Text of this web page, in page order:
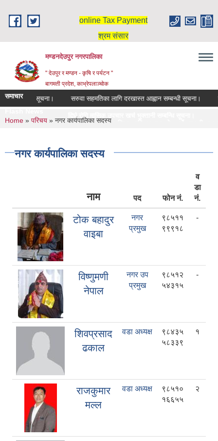
online Tax Payment
श्रम संसार
मण्डनदेउपुर नगरपालिका
" देउपुर र मण्डन - कृषि र पर्यटन "
बागमती प्रदेश, काभ्रेपलाञ्चोक
समाचार
सम्बन्धि सूचना। सरुवा सहमतिका लागि दरखास्त आह्वान सम्बन्धी सूचना।
दिर्घ रोगि मासिक उपचार खर्च भुक्तानी सम्बन्धि सूचना।
स्नातक तहमा छात्रवृत्तिका लागि दरखास्त पेश गर्ने सम्बन्धी
You are here
Home » परिचय » नगर कार्यपालिका सदस्य
नगर कार्यपालिका सदस्य
नाम पद फोन नं.
व
डा
नं.
टोक बहादुर
वाइबा
नगर
प्रमुख
९८५११
९९९१८
-
विष्णुमणी
नेपाल
नगर उप
प्रमुख
९८५१२
५४३१५
-
शिवप्रसाद
ढकाल
वडा अध्यक्ष
९८४३५
५८३३९
१
राजकुमार
मल्ल
वडा अध्यक्ष
९८५१०
१६६५५
२